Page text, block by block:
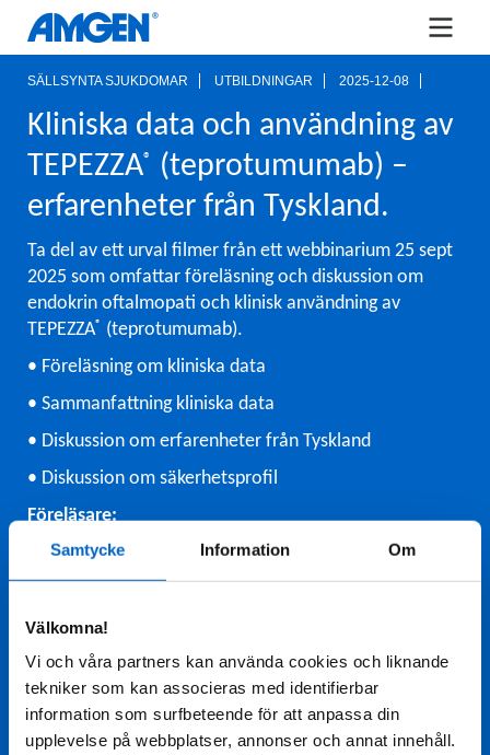
Samtycke Information Om
Välkomna!
Vi och våra partners kan använda cookies och liknande
tekniker som kan associeras med identifierbar
information som surfbeteende för att anpassa din
upplevelse på webbplatser, annonser och annat innehåll.
SÄLLSYNTA SJUKDOMAR UTBILDNINGAR 2025-12-08
Kliniska data och användning av
TEPEZZA®
(teprotumumab) –
erfarenheter från Tyskland.
Ta del av ett urval filmer från ett webbinarium 25 sept
2025 som omfattar föreläsning och diskussion om
endokrin oftalmopati och klinisk användning av
TEPEZZA®
(teprotumumab).
• Föreläsning om kliniska data
• Sammanfattning kliniska data
• Diskussion om erfarenheter från Tyskland
• Diskussion om säkerhetsprofil
Föreläsare:
Michael Schittkowski, professor och ögonkirurg,
University Medicine Goettingen
Diskussionspanel:
Tereza Planck, överläkare, docent, endokrinologi,
Skånes Universitetssjukhus
Sabina Andersson Geimer, överläkare, PhD,
oftalmologi, Skånes Universitetssjukhus